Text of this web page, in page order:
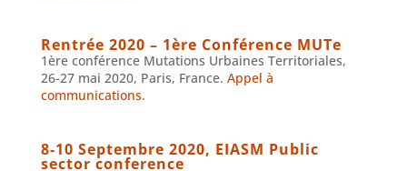
Rentrée 2020 – 1ère Conférence MUTe
1ère conférence Mutations Urbaines Territoriales,
26-27 mai 2020, Paris, France. Appel à
communications.
8-10 Septembre 2020, EIASM Public
sector conference